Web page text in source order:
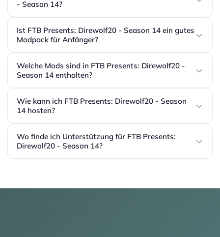
- Season 14?
Ist FTB Presents: Direwolf20 - Season 14 ein gutes
Modpack für Anfänger?
Welche Mods sind in FTB Presents: Direwolf20 -
Season 14 enthalten?
Wie kann ich FTB Presents: Direwolf20 - Season
14 hosten?
Wo finde ich Unterstützung für FTB Presents:
Direwolf20 - Season 14?